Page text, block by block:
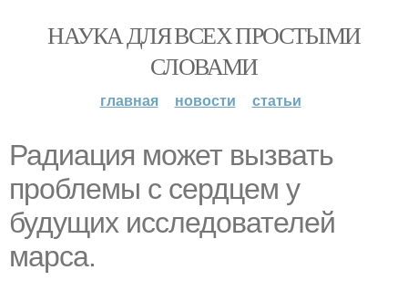
НАУКА ДЛЯ ВСЕХ ПРОСТЫМИ
СЛОВАМИ
главная новости статьи
Радиация может вызвать
проблемы с сердцем у
будущих исследователей
марса.